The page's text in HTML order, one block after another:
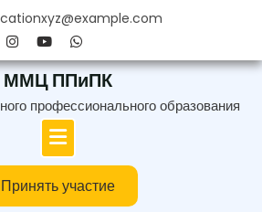
ММЦ ППиПК
профессионального образования
Принять участие